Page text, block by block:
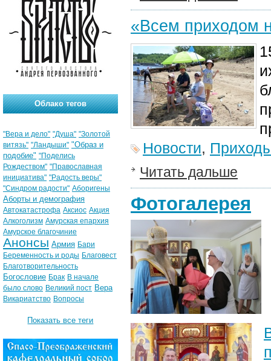
«Всем приходом
Новости,
Читать дальше
Фотогалерея
Облако тегов
"Вера и дело" "Душа" "Золотой
витязь" "Ландыши" "Образ и
подобие" "Поделись
Рождеством" "Православная
инициатива" "Радость веры"
"Синдром радости" Аборигены
Аборты и демография
Автокатастрофа Аксиос Акция
Алкоголизм Амурская епархия
Амурское благочиние
Анонсы Армия Бари
Беременность и роды Благовест
Благотворительность
Богословие Брак В начале
было слово Великий пост Вера
Викариатство Вопросы
Показать все теги